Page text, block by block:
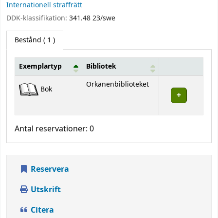
Internationell straffrätt
DDK-klassifikation: 341.48 23/swe
Bestånd ( 1 )
Exemplartyp Bibliotek
Bok Orkanenbiblioteket
Antal reservationer: 0
Reservera
Utskrift
Citera